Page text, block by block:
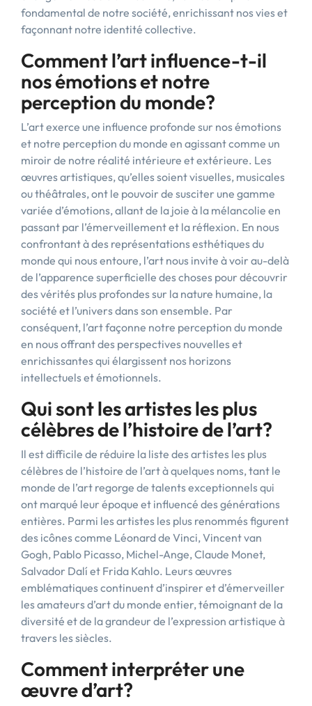
fondamental de notre société, enrichissant nos vies et
façonnant notre identité collective.
Comment l’art influence-t-il
nos émotions et notre
perception du monde?
L’art exerce une influence profonde sur nos émotions
et notre perception du monde en agissant comme un
miroir de notre réalité intérieure et extérieure. Les
œuvres artistiques, qu’elles soient visuelles, musicales
ou théâtrales, ont le pouvoir de susciter une gamme
variée d’émotions, allant de la joie à la mélancolie en
passant par l’émerveillement et la réflexion. En nous
confrontant à des représentations esthétiques du
monde qui nous entoure, l’art nous invite à voir au-delà
de l’apparence superficielle des choses pour découvrir
des vérités plus profondes sur la nature humaine, la
société et l’univers dans son ensemble. Par
conséquent, l’art façonne notre perception du monde
en nous offrant des perspectives nouvelles et
enrichissantes qui élargissent nos horizons
intellectuels et émotionnels.
Qui sont les artistes les plus
célèbres de l’histoire de l’art?
Il est difficile de réduire la liste des artistes les plus
célèbres de l’histoire de l’art à quelques noms, tant le
monde de l’art regorge de talents exceptionnels qui
ont marqué leur époque et influencé des générations
entières. Parmi les artistes les plus renommés figurent
des icônes comme Léonard de Vinci, Vincent van
Gogh, Pablo Picasso, Michel-Ange, Claude Monet,
Salvador Dalí et Frida Kahlo. Leurs œuvres
emblématiques continuent d’inspirer et d’émerveiller
les amateurs d’art du monde entier, témoignant de la
diversité et de la grandeur de l’expression artistique à
travers les siècles.
Comment interpréter une
œuvre d’art?